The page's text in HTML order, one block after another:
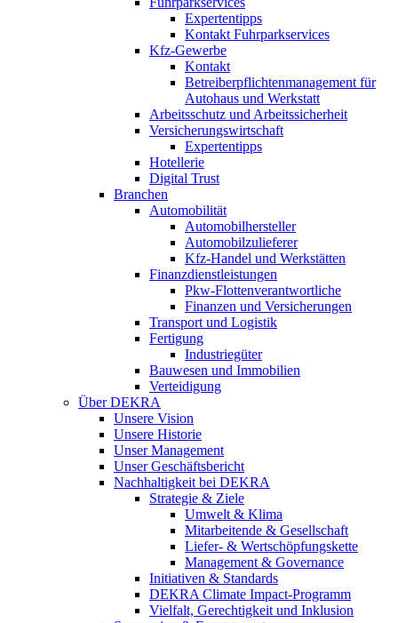
Expertentipps
Kontakt Fuhrparkservices
Kfz-Gewerbe
Kontakt
Betreiberpflichtenmanagement für
Autohaus und Werkstatt
Arbeitsschutz und Arbeitssicherheit
Versicherungswirtschaft
Expertentipps
Hotellerie
Digital Trust
Branchen
Automobilität
Automobilhersteller
Automobilzulieferer
Kfz-Handel und Werkstätten
Finanzdienstleistungen
Pkw‑Flottenverantwortliche
Finanzen und Versicherungen
Transport und Logistik
Fertigung
Industriegüter
Bauwesen und Immobilien
Verteidigung
Über DEKRA
Unsere Vision
Unsere Historie
Unser Management
Unser Geschäftsbericht
Nachhaltigkeit bei DEKRA
Strategie & Ziele
Umwelt & Klima
Mitarbeitende & Gesellschaft
Liefer- & Wertschöpfungskette
Management & Governance
Initiativen & Standards
DEKRA Climate Impact-Programm
Vielfalt, Gerechtigkeit und Inklusion​